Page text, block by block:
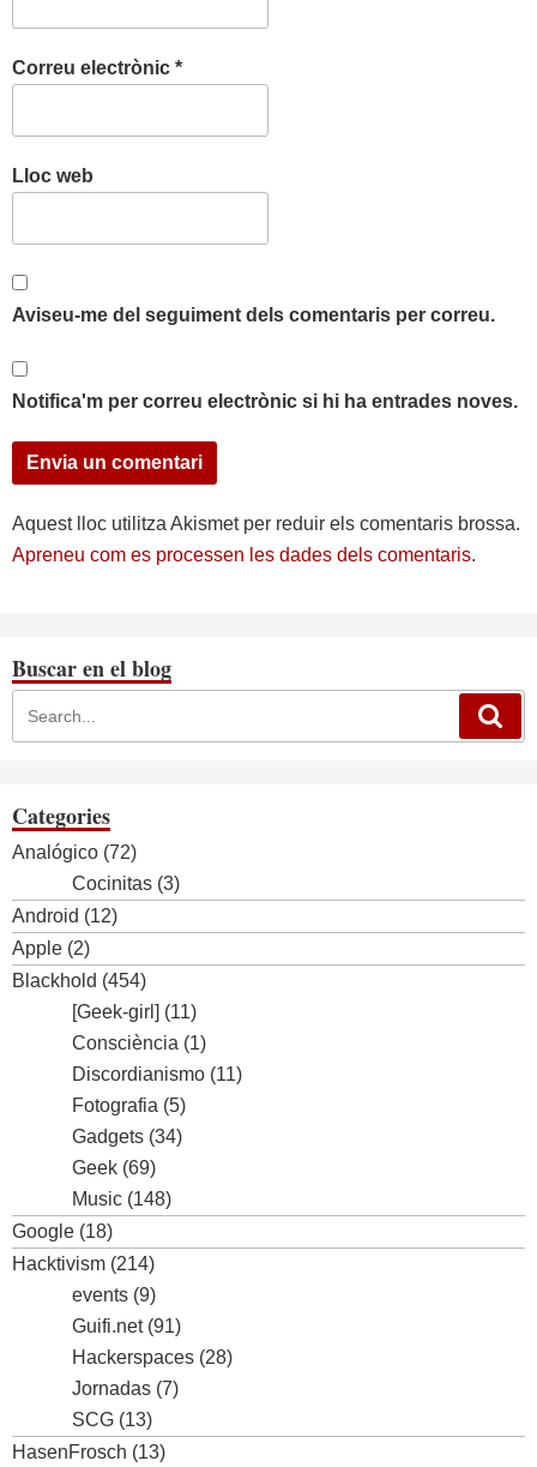
Correu electrònic *
Lloc web
Aviseu-me del seguiment dels comentaris per correu.
Notifica'm per correu electrònic si hi ha entrades noves.
Aquest lloc utilitza Akismet per reduir els comentaris brossa.
Apreneu com es processen les dades dels comentaris.
Buscar en el blog
Categories
Analógico (72)
Cocinitas (3)
Android (12)
Apple (2)
Blackhold (454)
[Geek-girl] (11)
Consciència (1)
Discordianismo (11)
Fotografia (5)
Gadgets (34)
Geek (69)
Music (148)
Google (18)
Hacktivism (214)
events (9)
Guifi.net(91)
Hackerspaces (28)
Jornadas (7)
SCG (13)
HasenFrosch (13)